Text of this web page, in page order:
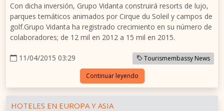
Con dicha inversión, Grupo Vidanta construirá resorts de lujo,
parques temáticos animados por Cirque du Soleil y campos de
golf.Grupo Vidanta ha registrado crecimiento en su número de
colaboradores; de 12 mil en 2012 a 15 mil en 2015.
11/04/2015 03:29 Tourismembassy News
Continuar leyendo
HOTELES EN EUROPA Y ASIA